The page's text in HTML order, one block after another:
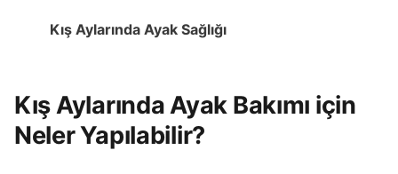
Kış Aylarında Ayak Sağlığı
Kış Aylarında Ayak Bakımı için
Neler Yapılabilir?